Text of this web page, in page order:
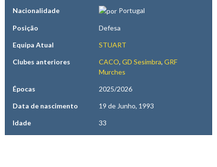
Nacionalidade Portugal
Posição Defesa
Equipa Atual STUART
Clubes anteriores CACO,GD Sesimbra,GRF
Murches
Épocas 2025/2026
Data de nascimento 19 de Junho, 1993
Idade 33